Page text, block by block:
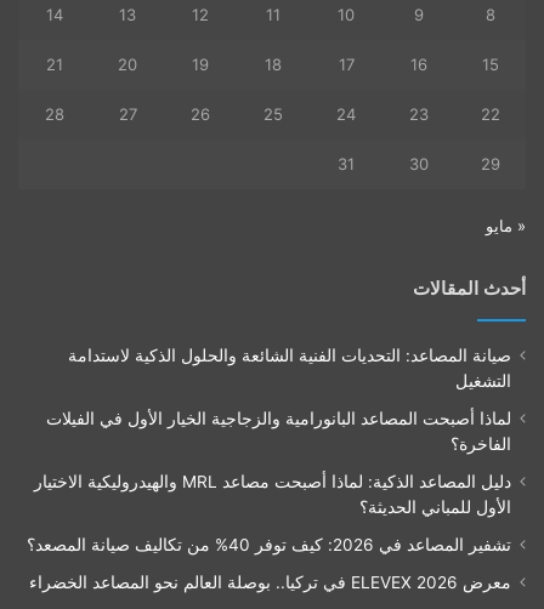
8
9
10
11
12
13
14
15
16
17
18
19
20
21
22
23
24
25
26
27
28
29
30
31
« مايو
أحدث المقالات
صيانة المصاعد: التحديات الفنية الشائعة والحلول الذكية لاستدامة
التشغيل
لماذا أصبحت المصاعد البانورامية والزجاجية الخيار الأول في الفيلات
الفاخرة؟
دليل المصاعد الذكية: لماذا أصبحت مصاعد MRL والهيدروليكية الاختيار
الأول للمباني الحديثة؟
تشفير المصاعد في 2026: كيف توفر 40% من تكاليف صيانة المصعد؟
معرض ELEVEX 2026 في تركيا.. بوصلة العالم نحو المصاعد الخضراء